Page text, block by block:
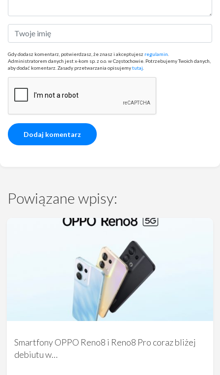
Gdy dodasz komentarz, potwierdzasz, że znasz i akceptujesz regulamin
Administratorem danych jest x-kom sp. z o.o. w Częstochowie. Potrzebujemy Twoich danych,
aby dodać komentarz. Zasady przetwarzania opisujemytutaj
Powiązane wpisy:
Smartfony OPPO Reno8 i Reno8 Pro coraz bliżej
debiutu w…